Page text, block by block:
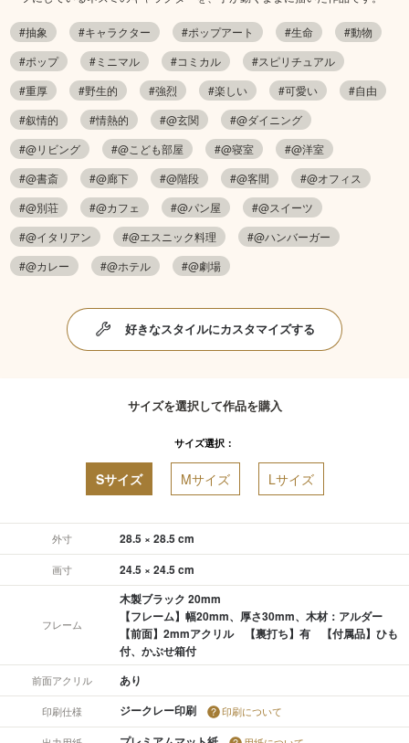
#抽象 #キャラクター #ポップアート #生命
#動物
#ポップ
#ミニマル #コミカル
#スピリチュアル
#重厚
#野生的 #強烈 #楽しい #可愛い
#自由
#叙情的
#情熱的 #@玄関
#@ダイニング
#@リビング
#@こども部屋 #@寝室
#@洋室
#@書斎
#@廊下 #@階段 #@客間
#@オフィス
#@別荘
#@カフェ #@パン屋
#@スイーツ
#@イタリアン
#@エスニック料理
#@ハンバーガー
#@カレー
#@ホテル #@劇場
好きなスタイルにカスタマイズする
サイズを選択して作品を購入
サイズ選択：
Sサイズ Mサイズ Lサイズ
外寸 28.5 × 28.5 cm
画寸 24.5 × 24.5 cm
フレーム
木製ブラック 20mm
【フレーム】幅20mm、厚さ30mm、木材：アルダー
【前面】2mmアクリル 【裏打ち】有 【付属品】ひも
付、かぶせ箱付
前面アクリル あり
印刷仕様 ジークレー印刷 印刷について